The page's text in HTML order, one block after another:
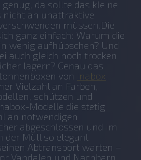
da sollte das kleine
nicht an unattraktive
müssen.Die
ganz einfach: Warum die
wenig aufhübschen? Und
auch gleich noch trocken
lagern? Genau das
von Inabox.
Vielzahl an Farben,
schützen und
Modelle die stetig
an notwendigen
abgeschlossen und im
der Müll so elegant
Abtransport warten –
Vandalen und Nachbarn,